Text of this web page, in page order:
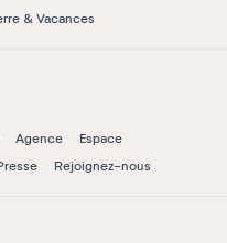
& Vacances
Agence
Espace
Rejoignez-nous